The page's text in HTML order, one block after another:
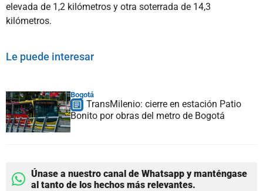
elevada de 1,2 kilómetros y otra soterrada de 14,3
kilómetros.
Le puede interesar
Bogotá
TransMilenio: cierre en estación Patio
Bonito por obras del metro de Bogotá
Únase a nuestro canal de Whatsapp y manténgase
al tanto de los hechos más relevantes.